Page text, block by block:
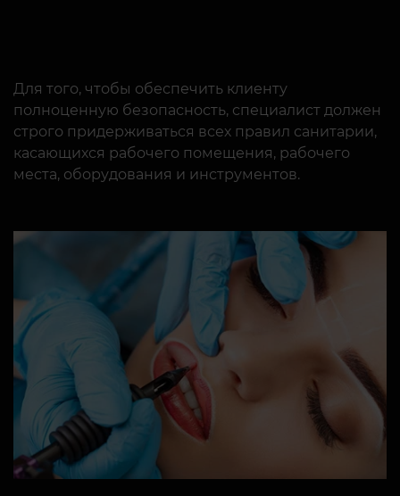
Для того, чтобы обеспечить клиенту
полноценную безопасность, специалист должен
строго придерживаться всех правил санитарии,
касающихся рабочего помещения, рабочего
места, оборудования и инструментов.